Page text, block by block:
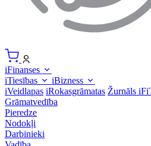
iFinanses
iTiesības
iBizness
iVeidlapas iRokasgrāmatas Žurnāls
Grāmatvedība
Pieredze
Nodokļi
Darbinieki